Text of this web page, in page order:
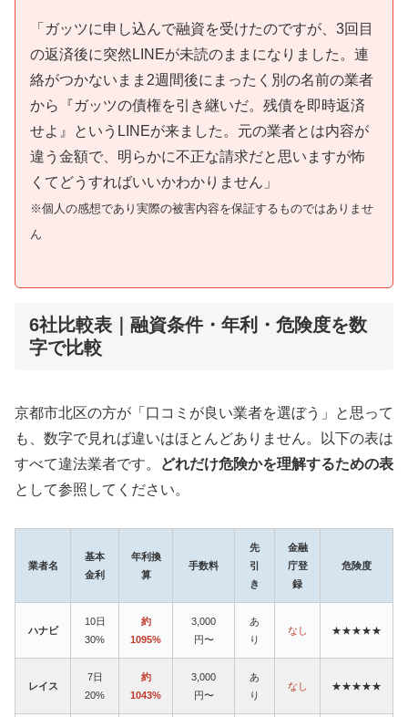
「ガッツに申し込んで融資を受けたのですが、3回目
の返済後に突然LINEが未読のままになりました。連
絡がつかないまま2週間後にまったく別の名前の業者
から『ガッツの債権を引き継いだ。残債を即時返済
せよ』というLINEが来ました。元の業者とは内容が
違う金額で、明らかに不正な請求だと思いますが怖
くてどうすればいいかわかりません」
※個人の感想であり実際の被害内容を保証するものではありませ
ん
6社比較表｜融資条件・年利・危険度を数
字で比較
京都市北区の方が「口コミが良い業者を選ぼう」と思って
も、数字で見れば違いはほとんどありません。以下の表は
すべて違法業者です。
どれだけ危険かを理解するための表
として参照してください。
業者名
基本
金利
年利換
算
手数料
先
引
き
金融
庁登
録
危険度
ハナビ
10日
30%
約
1095%
3,000
円〜
あ
り
なし ★★★★★
レイス
7日
20%
約
1043%
3,000
円〜
あ
り
なし ★★★★★